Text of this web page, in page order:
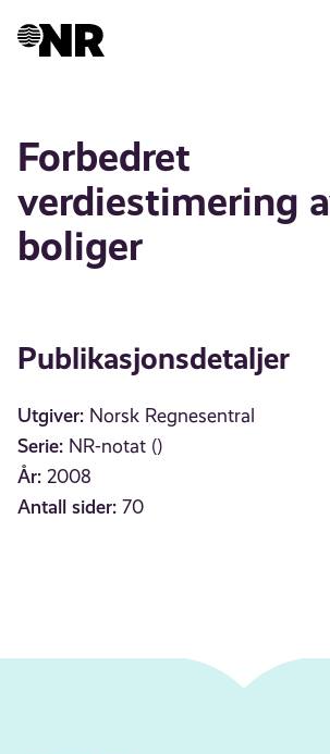
Forbedret
verdiestimering
boliger
Publikasjonsdetaljer
Utgiver: Norsk Regnesentral
Serie: NR-notat ()
År: 2008
Antall sider: 70